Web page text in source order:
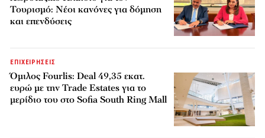
Τουρισμό: Νέοι κανόνες για δόμηση
και επενδύσεις
ΕΠΙΧΕΙΡΗΣΕΙΣ
Όμιλος Fourlis: Deal 49,35 εκατ.
ευρώ με την Trade Estates για το
μερίδιο του στο Sofia South Ring Mall